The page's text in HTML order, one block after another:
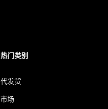
热门类别
代发货
市场